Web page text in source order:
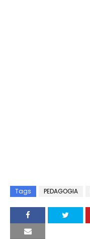
Tags PEDAGOGIA